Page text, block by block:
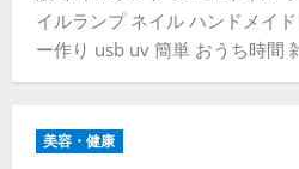
ニ
イルランプ ネイル ハンドメイ
ー作り usb uv 簡単 おうち時間
美容・健康